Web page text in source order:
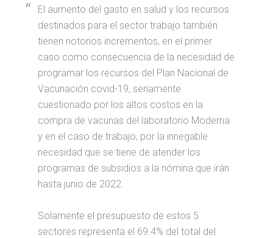
El aumento del gasto en salud y los recursos
destinados para el sector trabajo también
tienen notorios incrementos, en el primer
caso como consecuencia de la necesidad de
programar los recursos del Plan Nacional de
Vacunación covid-19, seriamente
cuestionado por los altos costos en la
compra de vacunas del laboratorio Moderna
y en el caso de trabajo, por la innegable
necesidad que se tiene de atender los
programas de subsidios a la nómina que irán
hasta junio de 2022.
Solamente el presupuesto de estos 5
sectores representa el 69.4% del total del